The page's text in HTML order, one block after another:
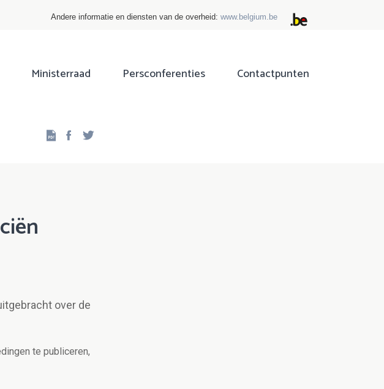
Andere informatie en diensten van de overheid: www.belgium.be
Ministerraad Persconferenties Contactpunten
Facebook
over de
te publiceren,